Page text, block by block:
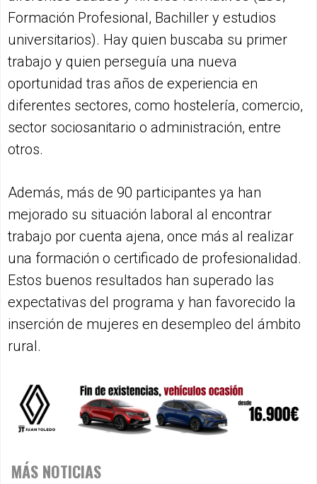
Formación Profesional, Bachiller y estudios
universitarios). Hay quien buscaba su primer
trabajo y quien perseguía una nueva
oportunidad tras años de experiencia en
diferentes sectores, como hostelería, comercio,
sector sociosanitario o administración, entre
otros.
Además, más de 90 participantes ya han
mejorado su situación laboral al encontrar
trabajo por cuenta ajena, once más al realizar
una formación o certificado de profesionalidad.
Estos buenos resultados han superado las
expectativas del programa y han favorecido la
inserción de mujeres en desempleo del ámbito
rural.
MÁS NOTICIAS